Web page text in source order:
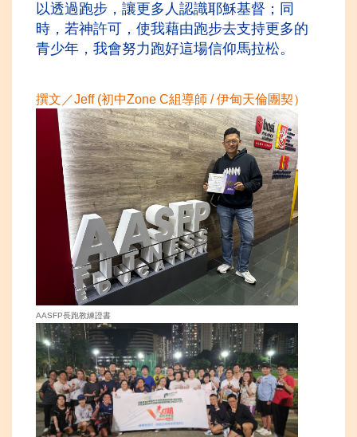
以透過跑步，讓更多人認識耶穌基督；同
時，若神許可，使我藉由跑步去支持更多的
青少年，我會努力跑好這場信仰馬拉松。
撰文／Jeff (初中Zone C組導師 / 伊甸天倫團契）
AASFP長跑教練證書